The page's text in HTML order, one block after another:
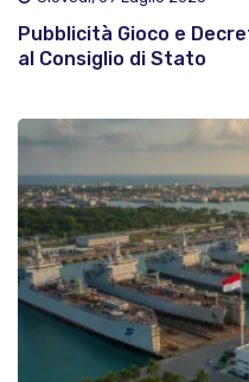
Pubblicità Gioco e
al Consiglio di Stato